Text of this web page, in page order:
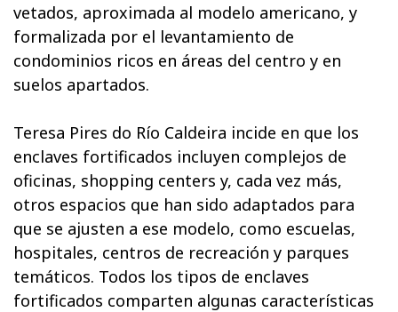
vetados, aproximada al modelo americano, y
formalizada por el levantamiento de
condominios ricos en áreas del centro y en
suelos apartados.
Teresa Pires do Río Caldeira incide en que los
enclaves fortificados incluyen complejos de
oficinas, shopping centers y, cada vez más,
otros espacios que han sido adaptados para
que se ajusten a ese modelo, como escuelas,
hospitales, centros de recreación y parques
temáticos. Todos los tipos de enclaves
fortificados comparten algunas características